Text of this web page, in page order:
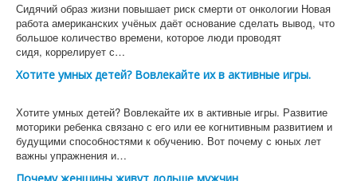
Сидячий образ жизни повышает риск смерти от онкологии Новая
работа американских учёных даёт основание сделать вывод, что
большое количество времени, которое люди проводят
сидя, коррелирует с…
Хотите умных детей? Вовлекайте их в активные игры.
Хотите умных детей? Вовлекайте их в активные игры. Развитие
моторики ребенка связано с его или ее когнитивным развитием и
будущими способностями к обучению. Вот почему с юных лет
важны упражнения и…